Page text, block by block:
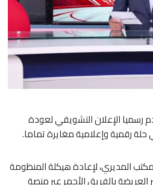
رسميا الإعلان التشويقي لعودة
المديري، لإعادة هيكلة المنظومة
العريضة بالفريق الأحمر عبر منصة